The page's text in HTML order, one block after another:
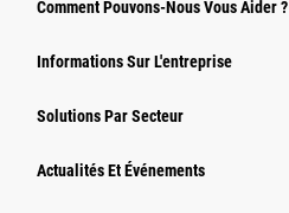
Comment Pouvons-Nous Vous Aider ?
Informations Sur L'entreprise
Solutions Par Secteur
Actualités Et Événements